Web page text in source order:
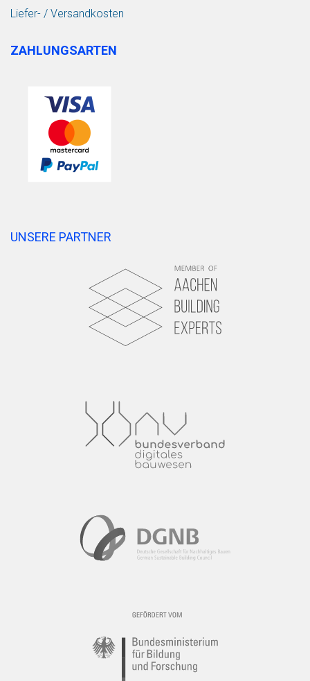
Liefer- / Versandkosten
ZAHLUNGSARTEN
UNSERE PARTNER